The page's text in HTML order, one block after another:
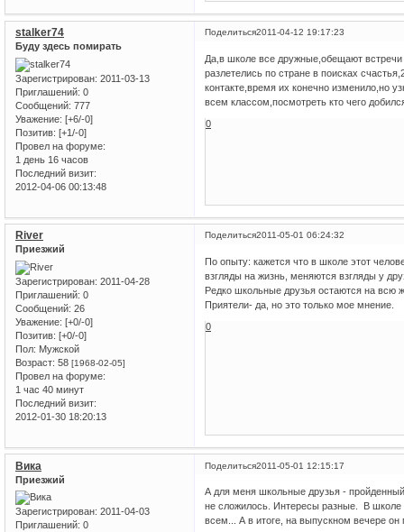
Поделиться2011-04-12 19:17:23
stalker74
Буду здесь помирать
Зарегистрирован: 2011-03-13
Приглашений: 0
Сообщений: 777
Уважение: [+6/-0]
Позитив: [+1/-0]
Провел на форуме:
1 день 16 часов
Последний визит:
2012-04-06 00:13:48
Да,в школе все дружные,обещают встречи
разлетелись по стране в поисках
контакте,время их конечно изменило,но
всем классом,посмотреть кто чего
0
Поделиться2011-05-01 06:24:32
River
Приезжий
Зарегистрирован: 2011-04-28
Приглашений: 0
Сообщений: 26
Уважение: [+0/-0]
Позитив: [+0/-0]
Пол: Мужской
Возраст: 58 [1968-02-05]
Провел на форуме:
1 час 40 минут
Последний визит:
2012-01-30 18:20:13
По опыту: кажется что в школе этот
взгляды на жизнь, меняются взгляды у
Редко школьные друзья остаются на всю
Приятели- да, но это только мое мнение.
0
Поделиться2011-05-01 12:15:17
Вика
Приезжий
Зарегистрирован: 2011-04-03
Приглашений: 0
А для меня школьные друзья -
не сложилось. Интересы разные. В школе
всем... А в итоге, на выпускном вечере